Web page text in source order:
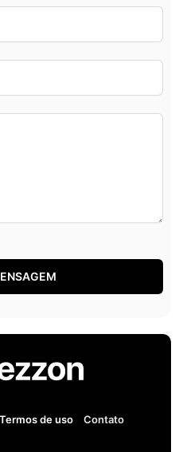
Termos de uso Contato